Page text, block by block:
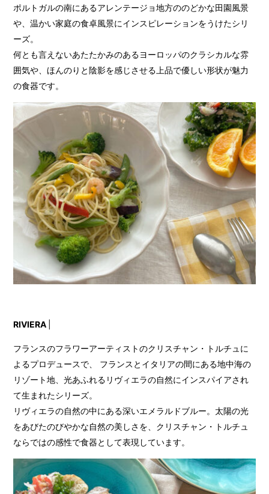
ポルトガルの南にあるアレンテージョ地方ののどかな田園風景
や、温かい家庭の食卓風景にインスピレーションをうけたシリ
ーズ。
何とも言えないあたたかみのあるヨーロッパのクラシカルな雰
囲気や、ほんのりと陰影を感じさせる上品で優しい形状が魅力
の食器です。
RIVIERA
フランスのフラワーアーティストのクリスチャン・トルチュに
よるプロデュースで、 フランスとイタリアの間にある地中海の
リゾート地、光あふれるリヴィエラの自然にインスパイアされ
て生まれたシリーズ。
リヴィエラの自然の中にある深いエメラルドブルー。太陽の光
をあびたのびやかな自然の美しさを、クリスチャン・トルチュ
ならではの感性で食器として表現しています。